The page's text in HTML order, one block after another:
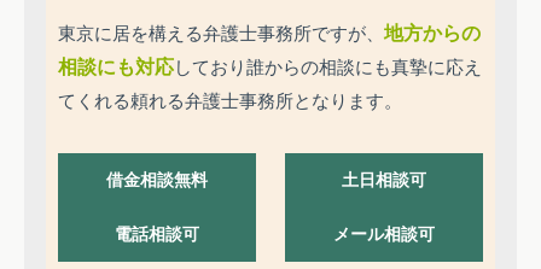
東京に居を構える弁護士事務所ですが、 地方からの
相談にも対応しており誰からの相談にも真摯に応え
てくれる頼れる弁護士事務所となります。
借金相談無料 土日相談可
電話相談可 メール相談可